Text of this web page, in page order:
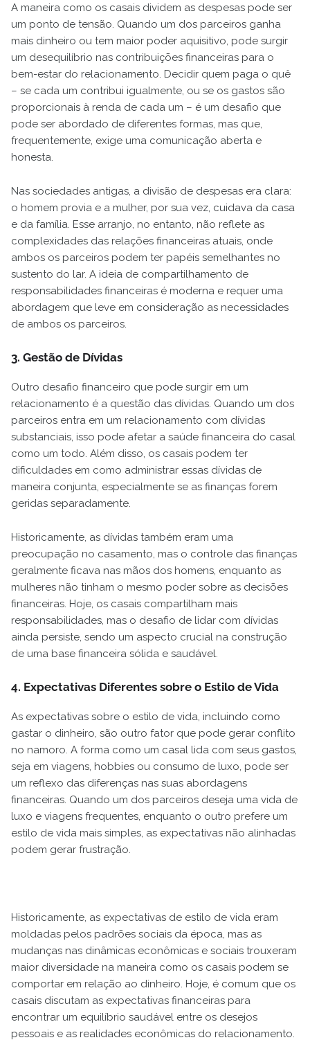
A maneira como os casais dividem as despesas pode ser
um ponto de tensão. Quando um dos parceiros ganha
mais dinheiro ou tem maior poder aquisitivo, pode surgir
um desequilíbrio nas contribuições financeiras para o
bem-estar do relacionamento. Decidir quem paga o quê
– se cada um contribui igualmente, ou se os gastos são
proporcionais à renda de cada um – é um desafio que
pode ser abordado de diferentes formas, mas que,
frequentemente, exige uma comunicação aberta e
honesta.
Nas sociedades antigas, a divisão de despesas era clara:
o homem provia e a mulher, por sua vez, cuidava da casa
e da família. Esse arranjo, no entanto, não reflete as
complexidades das relações financeiras atuais, onde
ambos os parceiros podem ter papéis semelhantes no
sustento do lar. A ideia de compartilhamento de
responsabilidades financeiras é moderna e requer uma
abordagem que leve em consideração as necessidades
de ambos os parceiros.
3. Gestão de Dívidas
Outro desafio financeiro que pode surgir em um
relacionamento é a questão das dívidas. Quando um dos
parceiros entra em um relacionamento com dívidas
substanciais, isso pode afetar a saúde financeira do casal
como um todo. Além disso, os casais podem ter
dificuldades em como administrar essas dívidas de
maneira conjunta, especialmente se as finanças forem
geridas separadamente.
Historicamente, as dívidas também eram uma
preocupação no casamento, mas o controle das finanças
geralmente ficava nas mãos dos homens, enquanto as
mulheres não tinham o mesmo poder sobre as decisões
financeiras. Hoje, os casais compartilham mais
responsabilidades, mas o desafio de lidar com dívidas
ainda persiste, sendo um aspecto crucial na construção
de uma base financeira sólida e saudável.
4. Expectativas Diferentes sobre o Estilo de Vida
As expectativas sobre o estilo de vida, incluindo como
gastar o dinheiro, são outro fator que pode gerar conflito
no namoro. A forma como um casal lida com seus gastos,
seja em viagens, hobbies ou consumo de luxo, pode ser
um reflexo das diferenças nas suas abordagens
financeiras. Quando um dos parceiros deseja uma vida de
luxo e viagens frequentes, enquanto o outro prefere um
estilo de vida mais simples, as expectativas não alinhadas
podem gerar frustração.
Historicamente, as expectativas de estilo de vida eram
moldadas pelos padrões sociais da época, mas as
mudanças nas dinâmicas econômicas e sociais trouxeram
maior diversidade na maneira como os casais podem se
comportar em relação ao dinheiro. Hoje, é comum que os
casais discutam as expectativas financeiras para
encontrar um equilíbrio saudável entre os desejos
pessoais e as realidades econômicas do relacionamento.